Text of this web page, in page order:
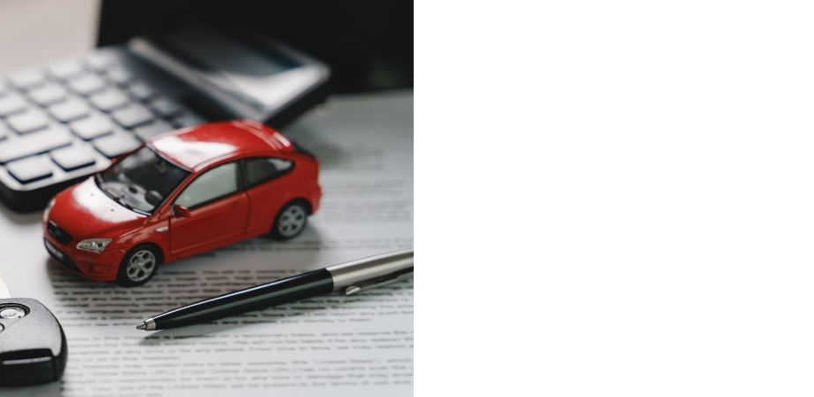
un semnal greu de ignorat. Google nu îți măsoară
și revenirile spun ceva despre cât de util e
reușit atrage linkuri aproape de la sine. Cineva îl
îl citează într-un articol, un partener îl trimite în
e o cărămidă pusă la autoritatea domeniului tău,
de fiecare dată. Dintr-o singură sesiune scoți
pentru social, o pagină de replay, un episod de
O oră de filmare ajunge să hrănească un
îți permite să scoți ușor materialul brut.
obișnuită într-una bună pentru